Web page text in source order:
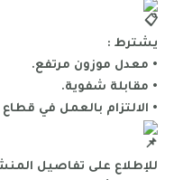
يشترط :
• معدل موزون مرتفع.
• مقابلة شفوية.
• الالتزام بالعمل في قطاع
للإطلاع على تفاصيل